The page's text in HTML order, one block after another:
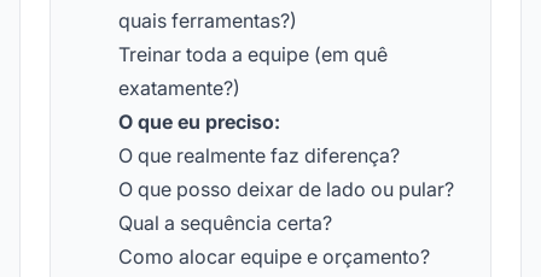
quais ferramentas?)
Treinar toda a equipe (em quê
exatamente?)
O que eu preciso:
O que realmente faz diferença?
O que posso deixar de lado ou pular?
Qual a sequência certa?
Como alocar equipe e orçamento?